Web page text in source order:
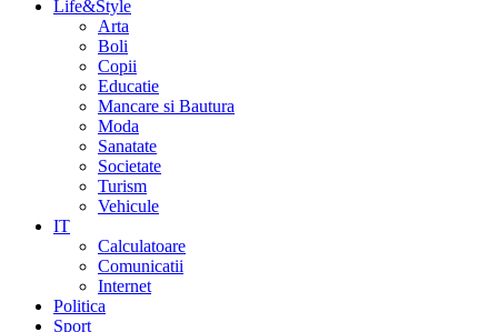
Life&Style
Arta
Boli
Copii
Educatie
Mancare si Bautura
Moda
Sanatate
Societate
Turism
Vehicule
IT
Calculatoare
Comunicatii
Internet
Politica
Sport